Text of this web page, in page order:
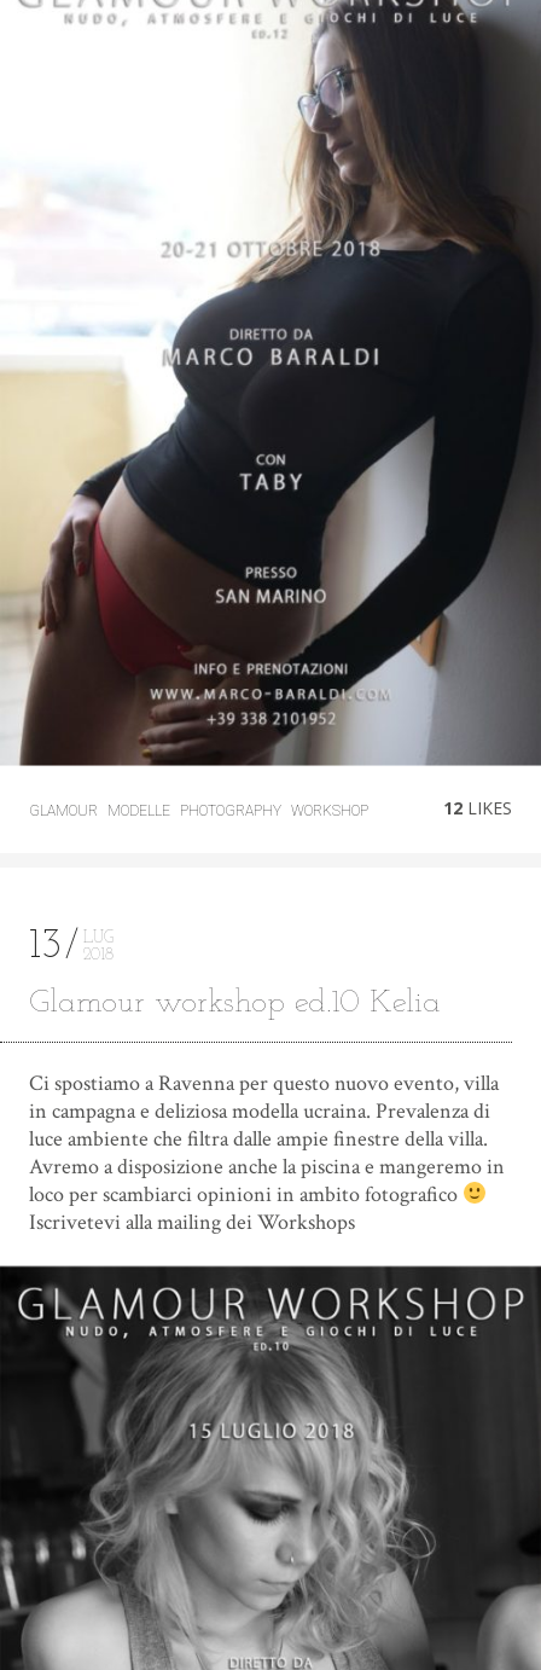
GLAMOUR MODELLE PHOTOGRAPHY WORKSHOP 12 LIKES
13
LUG
2018
Glamour workshop ed.10 Kelia
Ci spostiamo a Ravenna per questo nuovo evento, villa
in campagna e deliziosa modella ucraina. Prevalenza di
luce ambiente che filtra dalle ampie finestre della villa.
Avremo a disposizione anche la piscina e mangeremo in
loco per scambiarci opinioni in ambito fotografico
Iscrivetevi alla mailing dei Workshops